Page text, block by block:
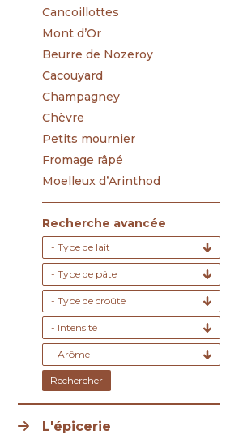
Cancoillottes
Mont d’Or
Beurre de Nozeroy
Cacouyard
Champagney
Chèvre
Petits mournier
Fromage râpé
Moelleux d’Arinthod
Recherche avancée
L'épicerie